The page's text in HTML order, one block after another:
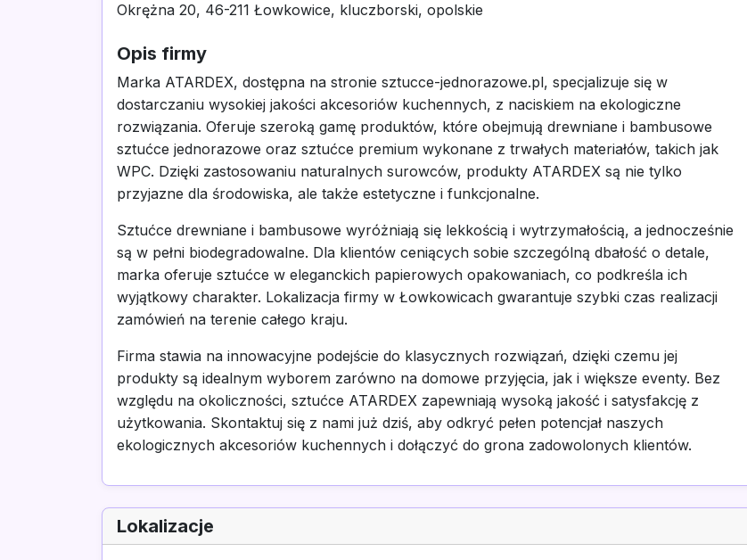
Okrężna 20, 46-211 Łowkowice, kluczborski, opolskie
Opis firmy
Marka ATARDEX, dostępna na stronie sztucce-jednorazowe.pl, specjalizuje się w
dostarczaniu wysokiej jakości akcesoriów kuchennych, z naciskiem na ekologiczne
rozwiązania. Oferuje szeroką gamę produktów, które obejmują drewniane i bambusowe
sztućce jednorazowe oraz sztućce premium wykonane z trwałych materiałów, takich jak
WPC. Dzięki zastosowaniu naturalnych surowców, produkty ATARDEX są nie tylko
przyjazne dla środowiska, ale także estetyczne i funkcjonalne.
Sztućce drewniane i bambusowe wyróżniają się lekkością i wytrzymałością, a jednocześnie
są w pełni biodegradowalne. Dla klientów ceniących sobie szczególną dbałość o detale,
marka oferuje sztućce w eleganckich papierowych opakowaniach, co podkreśla ich
wyjątkowy charakter. Lokalizacja firmy w Łowkowicach gwarantuje szybki czas realizacji
zamówień na terenie całego kraju.
Firma stawia na innowacyjne podejście do klasycznych rozwiązań, dzięki czemu jej
produkty są idealnym wyborem zarówno na domowe przyjęcia, jak i większe eventy. Bez
względu na okoliczności, sztućce ATARDEX zapewniają wysoką jakość i satysfakcję z
użytkowania. Skontaktuj się z nami już dziś, aby odkryć pełen potencjał naszych
ekologicznych akcesoriów kuchennych i dołączyć do grona zadowolonych klientów.
Lokalizacje